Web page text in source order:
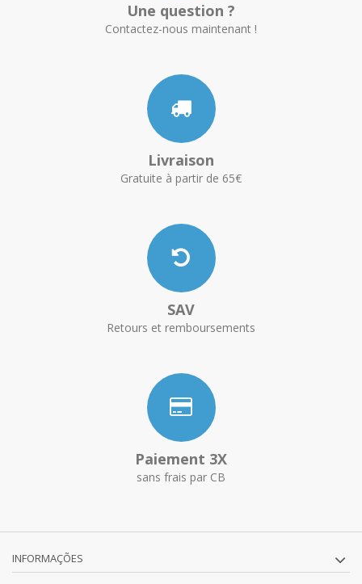
Une question ?
Contactez-nous maintenant !
Livraison
Gratuite à partir de 65€
SAV
Retours et remboursements
Paiement 3X
sans frais par CB
INFORMAÇÕES